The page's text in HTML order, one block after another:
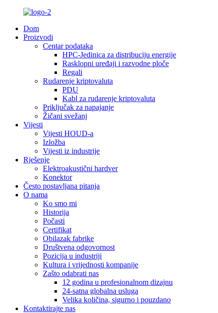
Dom
Proizvodi
Centar podataka
HPC-Jedinica za distribuciju energije
Rasklopni uređaji i razvodne ploče
Regali
Rudarenje kriptovaluta
PDU
Kabl za rudarenje kriptovaluta
Priključak za napajanje
Žičani svežanj
Vijesti
Vijesti HOUD-a
Izložba
Vijesti iz industrije
Rješenje
Elektroakustični hardver
Konektor
Često postavljana pitanja
O nama
Ko smo mi
Historija
Počasti
Certifikat
Obilazak fabrike
Društvena odgovornost
Pozicija u industriji
Kultura i vrijednosti kompanije
Zašto odabrati nas
12 godina u profesionalnom dizajnu
24-satna globalna usluga
Velika količina, sigurno i pouzdano
Kontaktirajte nas